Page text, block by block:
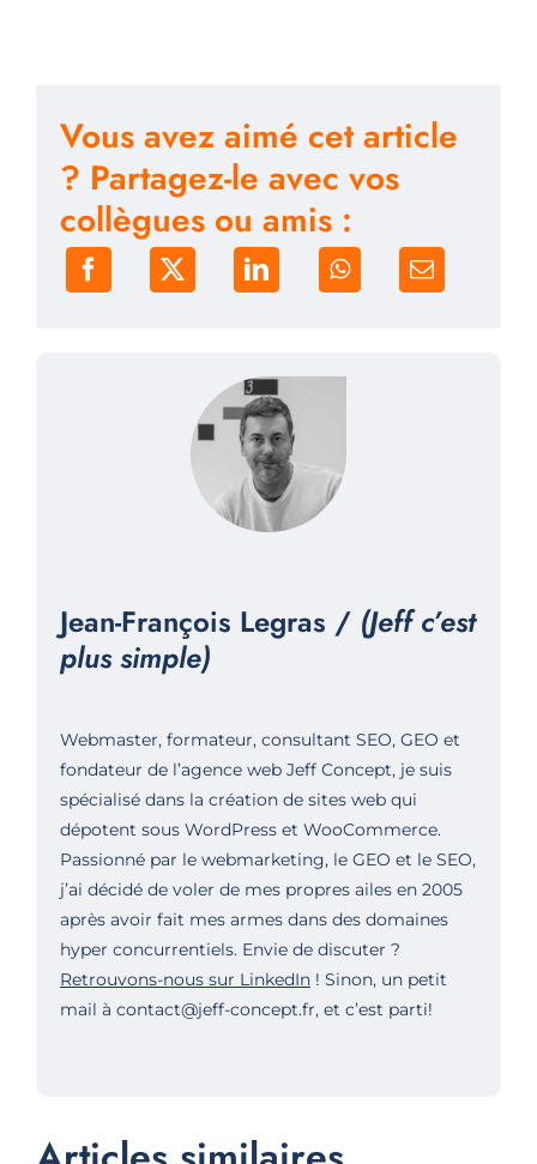
Vous avez aimé cet article
? Partagez-le avec vos
collègues ou amis :
Jean-François Legras / (Jeff c’est
plus simple)
Webmaster, formateur, consultant SEO, GEO et
fondateur de l’agence web Jeff Concept, je suis
spécialisé dans la création de sites web qui
dépotent sous WordPress et WooCommerce.
Passionné par le webmarketing, le GEO et le SEO,
j’ai décidé de voler de mes propres ailes en 2005
après avoir fait mes armes dans des domaines
hyper concurrentiels. Envie de discuter ?
Retrouvons-nous sur LinkedIn! Sinon, un petit
mail à contact@jeff-concept.fr, et c’est parti!